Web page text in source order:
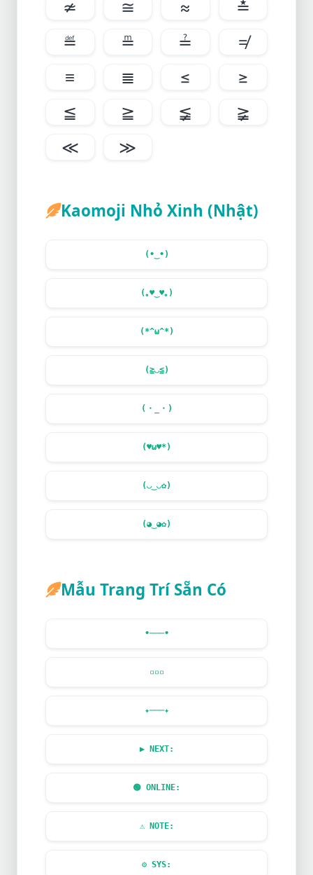
≄ ≅ ≈
≛
≝
≞ ≟
≠
≡
≣ ≤
≥
≦
≧ ≨
≩
≪
≫
Kaomoji Nhỏ Xinh (Nhật)
(•‿•)
(｡♥‿ ♥｡)
(*^ω^*)
(≧◡≦)
(・_・)
(♥ω♥*)
(◡‿◡✿)
(◕‿◕✿)
Mẫu Trang Trí Sẵn Có
•───•
▫️▫️▫️
✦───✦
▶️NEXT:
🟢 ONLINE:
⚠️NOTE:
⚙️ SYS: